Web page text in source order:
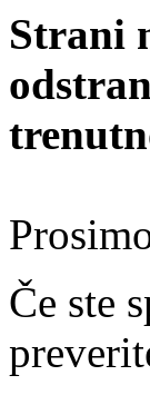
Strani
Če ste